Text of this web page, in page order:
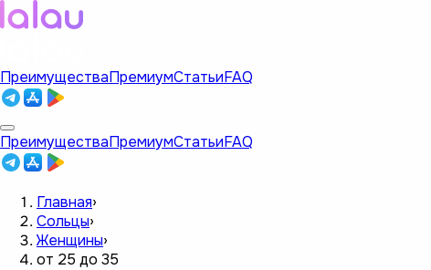
ПреимуществаПремиумСтатьиFAQ
ПреимуществаПремиумСтатьиFAQ
Главная›
Сольцы›
Женщины›
от 25 до 35